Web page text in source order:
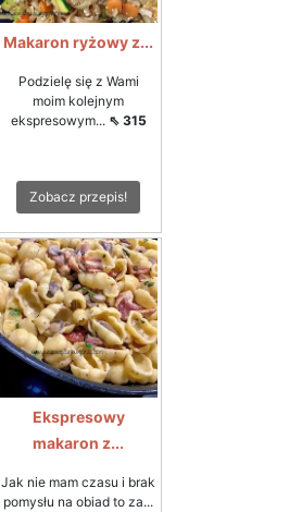
Makaron ryżowy z...
Podzielę się z Wami
moim kolejnym
ekspresowym... ⇖ 315
Zobacz przepis!
Ekspresowy
makaron z...
Jak nie mam czasu i brak
pomysłu na obiad to za...